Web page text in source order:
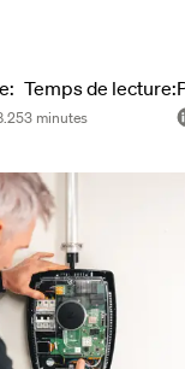
: Temps de lecture:
3 minutes